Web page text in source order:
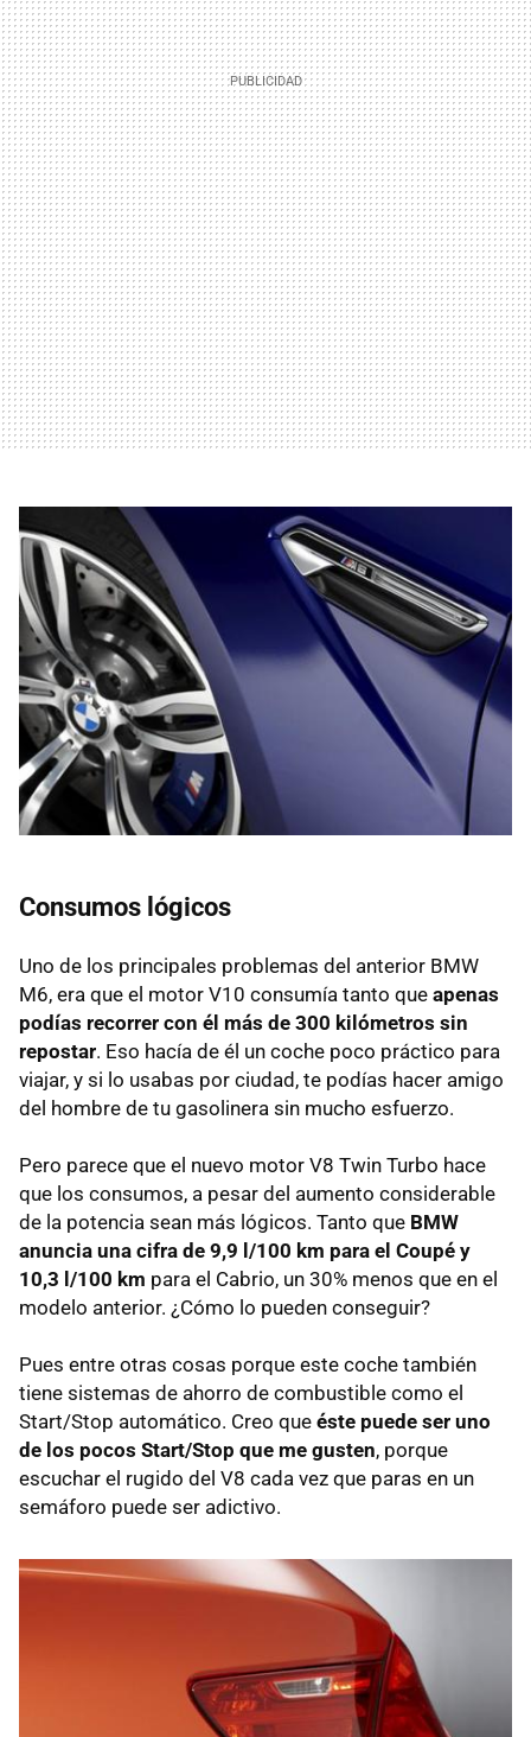
Consumos lógicos
Uno de los principales problemas del anterior BMW
M6, era que el motor V10 consumía tanto que apenas
podías recorrer con él más de 300 kilómetros sin
repostar. Eso hacía de él un coche poco práctico para
viajar, y si lo usabas por ciudad, te podías hacer amigo
del hombre de tu gasolinera sin mucho esfuerzo.
Pero parece que el nuevo motor V8 Twin Turbo hace
que los consumos, a pesar del aumento considerable
de la potencia sean más lógicos. Tanto que BMW
anuncia una cifra de 9,9 l/100 km para el Coupé y
10,3 l/100 km para el Cabrio, un 30% menos que en el
modelo anterior. ¿Cómo lo pueden conseguir?
Pues entre otras cosas porque este coche también
tiene sistemas de ahorro de combustible como el
Start/Stop automático. Creo que éste puede ser uno
de los pocos Start/Stop que me gusten, porque
escuchar el rugido del V8 cada vez que paras en un
semáforo puede ser adictivo.